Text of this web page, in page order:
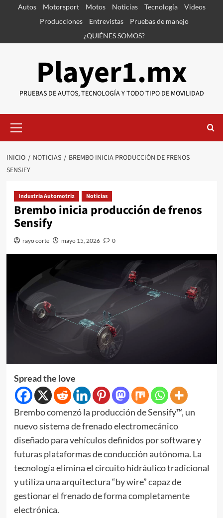
SaltarAutos Motorsport Motos Noticias Tecnología
Videos
Producciones
Entrevistas
Pruebas de manejo
¿QUIÉNES SOMOS?
Player1.mx
PRUEBAS DE AUTOS, TECNOLOGÍA Y TODO TIPO DE MOVILIDAD
primario
INICIO NOTICIAS
BREMBO INICIA PRODUCCIÓN DE FRENOS
SENSIFY
Industria Automotriz Noticias
Brembo inicia producción de frenos
Sensify
rayo corte mayo 15, 2026 0
Spread the love
Brembo comenzó la producción de Sensify™, un
nuevo sistema de frenado electromecánico
diseñado para vehículos definidos por software y
futuras plataformas de conducción autónoma. La
tecnología elimina el circuito hidráulico tradicional
y utiliza una arquitectura “by wire” capaz de
gestionar el frenado de forma completamente
electrónica.